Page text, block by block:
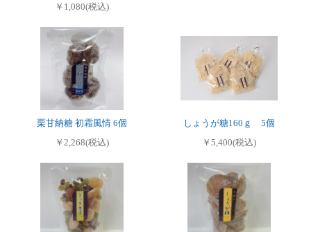
￥1,080(税込)
栗甘納糖 初霜風情 6個
￥2,268(税込)
しょうが糖160ｇ 5個
￥5,400(税込)